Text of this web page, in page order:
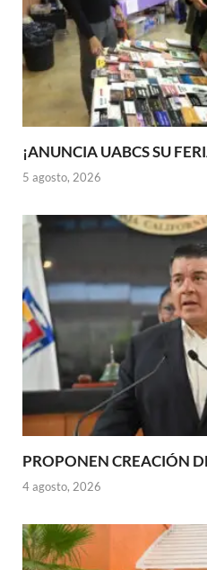
¡ANUNCIA UABCS SU
5 agosto, 2026
PROPONEN CREACIÓN
4 agosto, 2026